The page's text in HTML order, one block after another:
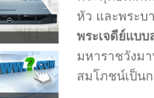
หัว และพระบ
พระเจดีย์แบ
มหาราชวังม
สมโภชน์เป็น